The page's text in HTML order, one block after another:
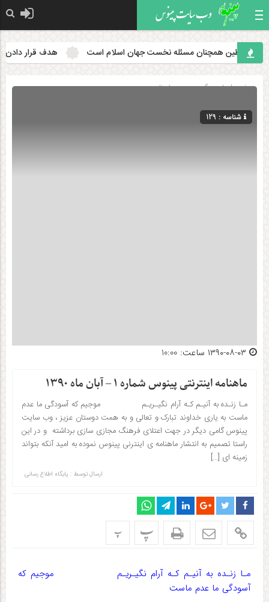
همچنان مسئله نخست جهان اسلام است هدف قرار دادن
صفحه اصلی» گروه »مــــاهنام
شناسه : 129
ماهنامه اینترنتی پینوس شماره ۱ – آبان ماه ۱۳۹۰
مـا زنـده به آنیـم کـه آرام نگیـریـم موجیم که آسودگی ما عدم
ماست به یاری خداوند تبارک و تعالی و به همت دوستان عزیز ، وب سایت
پینوس گامی دیگر در جهت اعتلای فرهنگ مجازی سازی برداشته و در این
راستا تصمیم به انتشار ماهنامه ی اینترنی پینوس نموده به امید آنکه بتواند
زمینه ای […]
ارسال توسط : پایگاه اطلاع رسانی
پ پ
مـا زنـده به آنیـم کـه آرام نگیـریـم موجیم که
آسودگی ما عدم ماست